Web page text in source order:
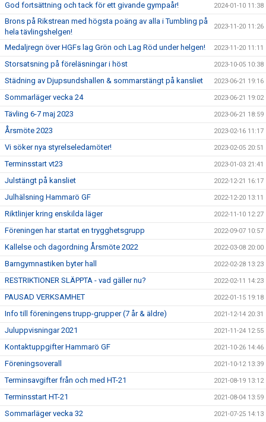
God fortsättning och tack för ett givande gympaår! 2024-01-10 11:38
Brons på Rikstrean med högsta poäng av alla i Tumbling på
hela tävlingshelgen!
2023-11-20 11:26
Medaljregn över HGFs lag Grön och Lag Röd under helgen! 2023-11-20 11:11
Storsatsning på föreläsningar i höst 2023-10-05 10:38
Städning av Djupsundshallen & sommarstängt på kansliet 2023-06-21 19:16
Sommarläger vecka 24 2023-06-21 19:02
Tävling 6-7 maj 2023 2023-06-21 18:59
Årsmöte 2023 2023-02-16 11:17
Vi söker nya styrelseledamöter! 2023-02-05 20:51
Terminsstart vt23 2023-01-03 21:41
Julstängt på kansliet 2022-12-21 16:17
Julhälsning Hammarö GF 2022-12-20 13:11
Riktlinjer kring enskilda läger 2022-11-10 12:27
Föreningen har startat en trygghetsgrupp 2022-09-07 10:57
Kallelse och dagordning Årsmöte 2022 2022-03-08 20:00
Barngymnastiken byter hall 2022-02-28 13:23
RESTRIKTIONER SLÄPPTA - vad gäller nu? 2022-02-11 14:23
PAUSAD VERKSAMHET 2022-01-15 19:18
Info till föreningens trupp-grupper (7 år & äldre) 2021-12-14 20:31
Juluppvisningar 2021 2021-11-24 12:55
Kontaktuppgifter Hammarö GF 2021-10-26 14:46
Föreningsoverall 2021-10-12 13:39
Terminsavgifter från och med HT-21 2021-08-19 13:12
Terminsstart HT-21 2021-08-04 13:59
Sommarläger vecka 32 2021-07-25 14:13